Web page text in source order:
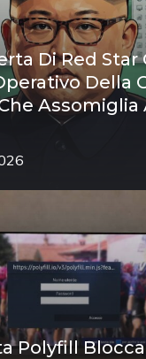
Di Red Star
Della
Assomiglia
Polyfill Blocca